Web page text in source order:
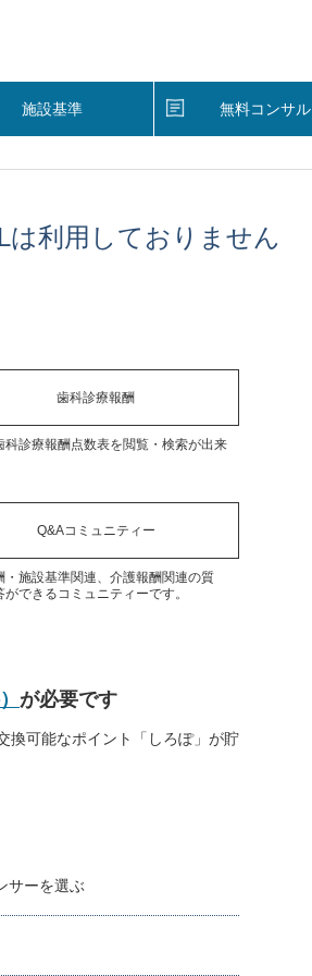
施設基準 無料コンサル
は利用しておりません
歯科診療報酬
科診療報酬点数表を閲覧・検索が出来
Q&Aコミュニティー
・施設基準関連、介護報酬関連の質
ができるコミュニティーです。
が必要です
換可能なポイント「しろぽ」が貯
サーを選ぶ